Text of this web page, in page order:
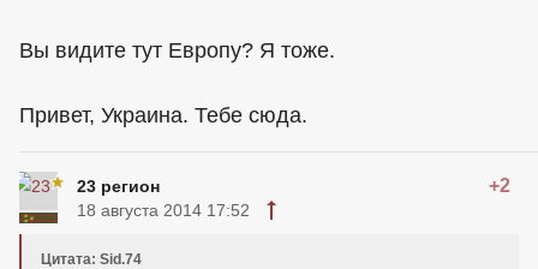
Вы видите тут Европу? Я тоже.
Привет, Украина. Тебе сюда.
23 регион +2
18 августа 2014 17:52
Цитата: Sid.74